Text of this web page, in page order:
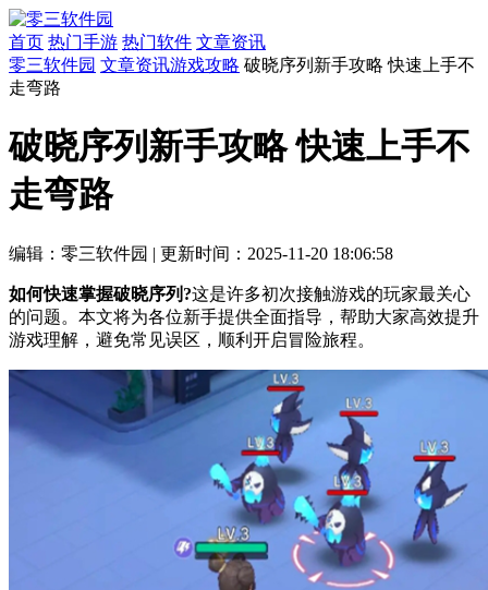
首页 热门手游 热门软件 文章资讯
零三软件园 文章资讯游戏攻略 破晓序列新手攻略 快速上手不
走弯路
破晓序列新手攻略 快速上手不
走弯路
编辑：零三软件园 | 更新时间：2025-11-20 18:06:58
如何快速掌握破晓序列?这是许多初次接触游戏的玩家最关心
的问题。本文将为各位新手提供全面指导，帮助大家高效提升
游戏理解，避免常见误区，顺利开启冒险旅程。